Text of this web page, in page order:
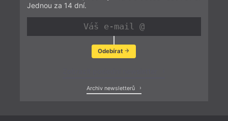
Jednou za 14 dní.
Odebírat
Archiv newsletterů